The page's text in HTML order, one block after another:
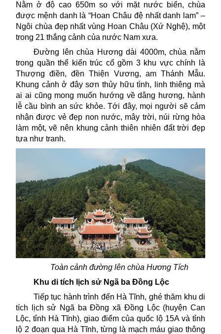
Nằm ở độ cao 650m so với mặt nước biển, chùa
được mệnh danh là “Hoan Châu đệ nhất danh lam” –
Ngôi chùa đẹp nhất vùng Hoan Châu (Xứ Nghệ), một
trong 21 thắng cảnh của nước Nam xưa.
Đường lên chùa Hương dài 4000m, chùa nằm
trong quần thể kiến trúc cổ gồm 3 khu vực chính là
Thượng điền, đền Thiện Vương, am Thánh Mẫu.
Khung cảnh ở đây sơn thủy hữu tình, linh thiêng mà
ai ai cũng mong muốn hướng về dâng hương, hành
lễ cầu bình an sức khỏe. Tới đây, mọi người sẽ cảm
nhận được vẻ đẹp non nước, mây trời, núi rừng hòa
làm một, vẽ nên khung cảnh thiên nhiên đất trời đẹp
tựa như tranh.
Toàn cảnh đường lên chùa Hương Tích
Khu di tích lịch sử Ngã ba Đồng Lộc
Tiếp tục hành trình đến Hà Tĩnh, ghé thăm khu di
tích lịch sử Ngã ba Đồng xã Đồng Lộc (huyện Can
Lộc, tỉnh Hà Tĩnh), giao điểm của quốc lộ 15A và tỉnh
lộ 2 đoạn qua Hà Tĩnh, từng là mạch máu giao thông